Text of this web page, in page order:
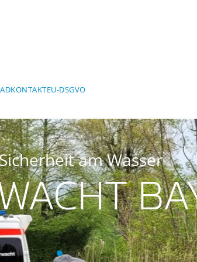
KONTAKTEU-DSGVO
am Wasser
Wasserwacht Bayern
Wasserwacht Bayern